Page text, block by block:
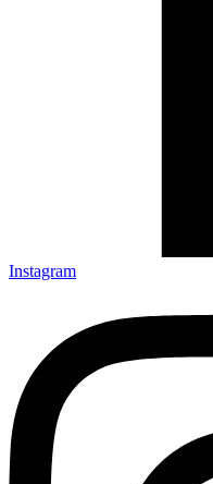
Instagram